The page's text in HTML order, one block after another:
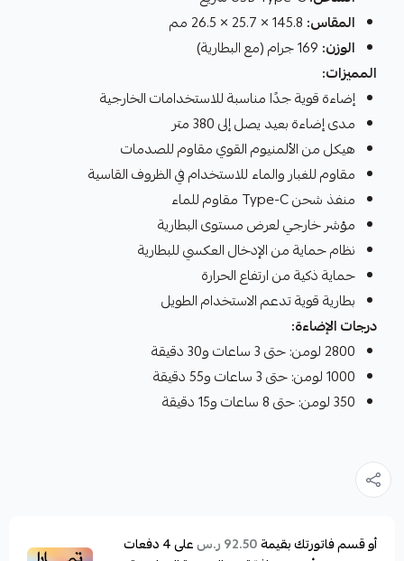
المقاس:
الوزن:
المميزات:
إضاءة قوية جدًا مناسبة للاستخدامات الخارجية
مدى إضاءة بعيد يصل إلى 380 متر
هيكل من الألمنيوم القوي مقاوم للصدمات
مقاوم للغبار والماء للاستخدام في الظروف القاسية
منفذ شحن Type-C مقاوم للماء
مؤشر خارجي لعرض مستوى البطارية
نظام حماية من الإدخال العكسي للبطارية
حماية ذكية من ارتفاع الحرارة
بطارية قوية تدعم الاستخدام الطويل
درجات الإضاءة:
2800 لومن: حتى 3 ساعات و30 دقيقة
1000 لومن: حتى 3 ساعات و55 دقيقة
350 لومن: حتى 8 ساعات و15 دقيقة
أو قسم فاتورتك بقيمة92.50 ر.س على4دفعات